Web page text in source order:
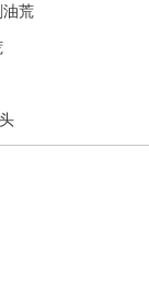
油荒